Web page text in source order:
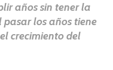
años sin tener la
los años tiene
crecimiento del